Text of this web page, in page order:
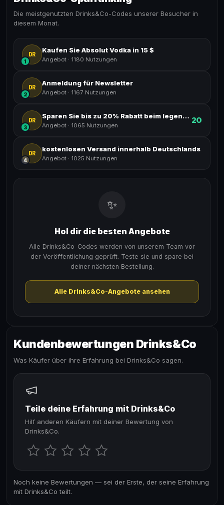
Die meistgenutzten Drinks&Co-Codes unserer Besucher in
diesem Monat.
DR
1
Kaufen Sie Absolut Vodka in 15 $
Angebot · 1180 Nutzungen
DR
2
Anmeldung für Newsletter
Angebot · 1167 Nutzungen
DR
3
Sparen Sie bis zu 20% Rabatt beim legendären Kuba
Angebot · 1065 Nutzungen
20
DR
4
kostenlosen Versand innerhalb Deutschlands
Angebot · 1025 Nutzungen
✨
Hol dir die besten Angebote
Alle Drinks&Co-Codes werden von unserem Team vor
der Veröffentlichung geprüft. Teste sie und spare bei
deiner nächsten Bestellung.
Alle Drinks&Co-Angebote ansehen
Kundenbewertungen Drinks&Co
Was Käufer über ihre Erfahrung bei Drinks&Co sagen.
Teile deine Erfahrung mit Drinks&Co
Hilf anderen Käufern mit deiner Bewertung von
Drinks&Co.
Noch keine Bewertungen — sei der Erste, der seine Erfahrung
mit Drinks&Co teilt.